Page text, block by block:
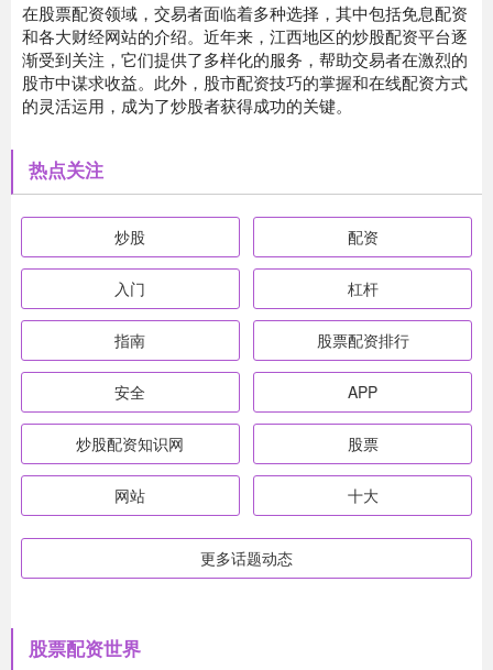
在股票配资领域，交易者面临着多种选择，其中包括免息配资
和各大财经网站的介绍。近年来，江西地区的炒股配资平台逐
渐受到关注，它们提供了多样化的服务，帮助交易者在激烈的
股市中谋求收益。此外，股市配资技巧的掌握和在线配资方式
的灵活运用，成为了炒股者获得成功的关键。
热点关注
炒股 配资
入门 杠杆
指南 股票配资排行
安全 APP
炒股配资知识网 股票
网站 十大
更多话题动态
股票配资世界